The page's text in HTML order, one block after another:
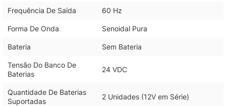
Frequência De Saída 60 Hz
Forma De Onda Senoidal Pura
Bateria Sem Bateria
Tensão Do Banco De
Baterias
24 VDC
Quantidade De Baterias
Suportadas
2 Unidades (12V em Série)